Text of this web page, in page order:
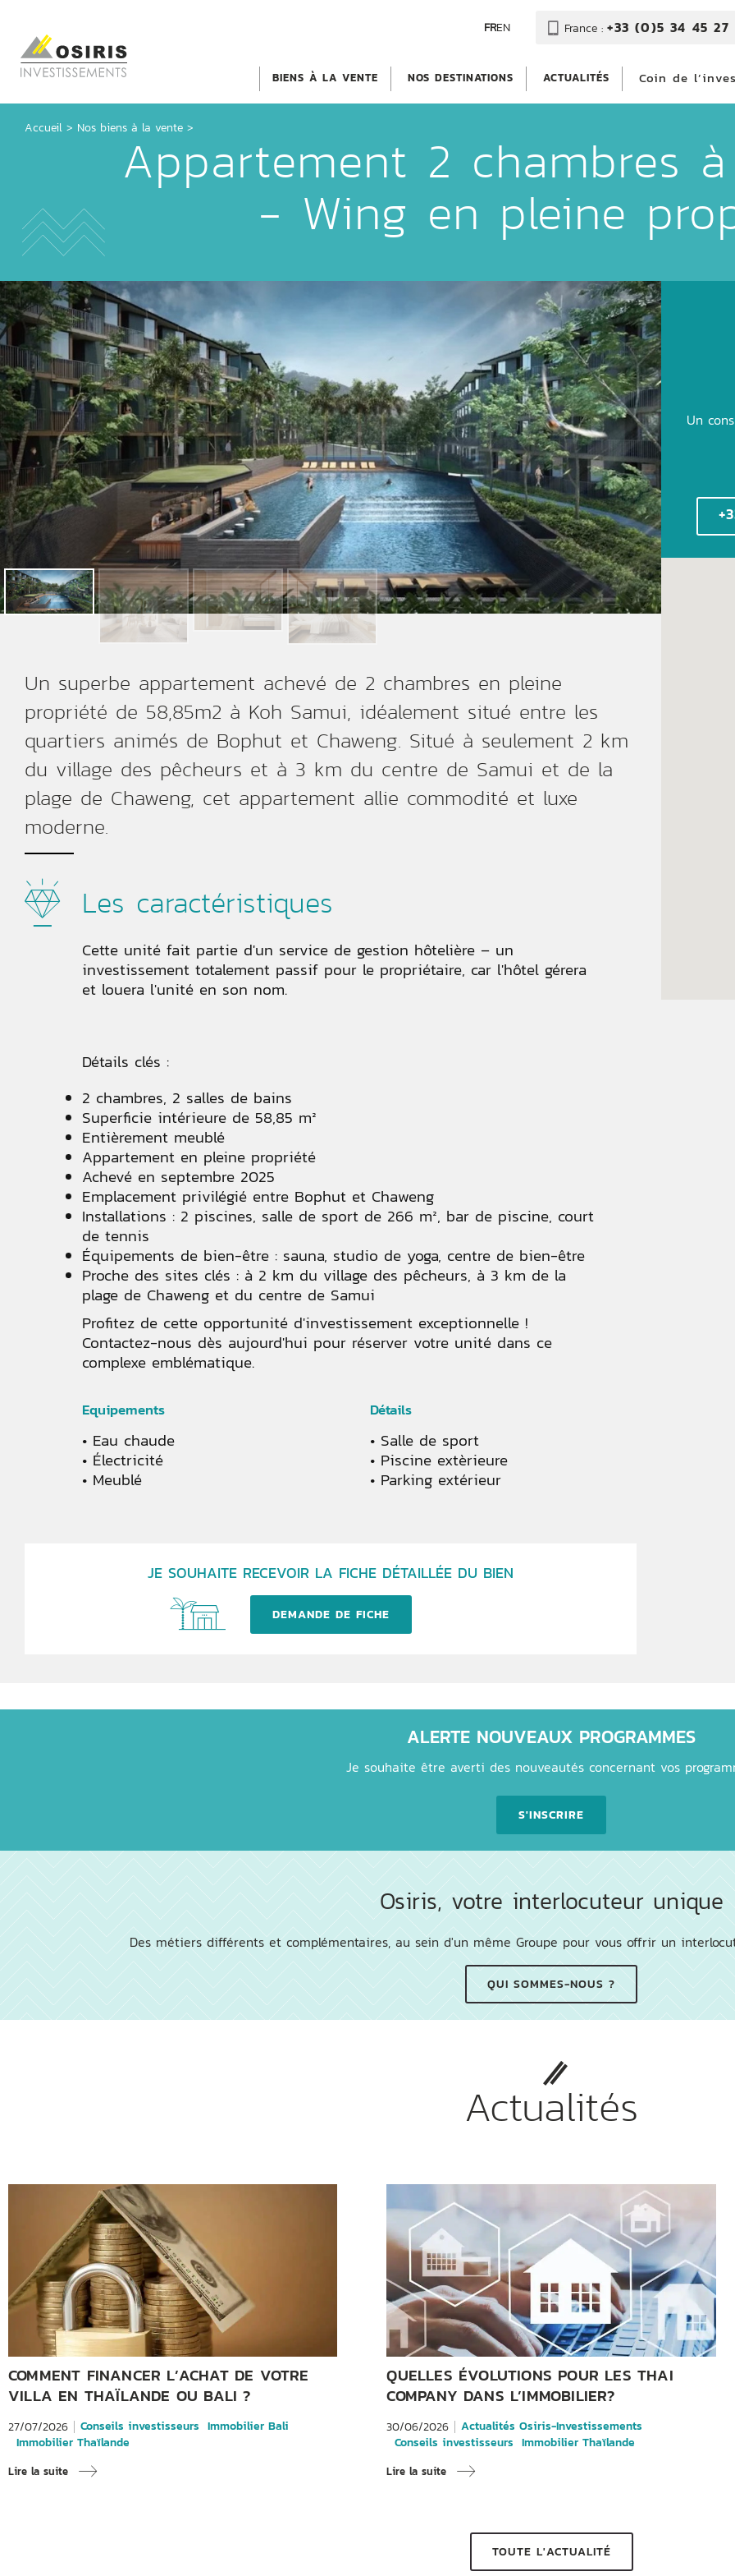
FREN France :+33 (0)5 34 45 27
BIENS À LA VENTE NOS DESTINATIONS ACTUALITÉS Coin de
Accueil > Nos biens à la vente >
Appartement 2 chambres
- Wing en pleine
Un superbe appartement achevé de 2 chambres en pleine
propriété de 58,85m2 à Koh Samui, idéalement situé entre les
quartiers animés de Bophut et Chaweng. Situé à seulement 2 km
du village des pêcheurs et à 3 km du centre de Samui et de la
plage de Chaweng, cet appartement allie commodité et luxe
moderne.
Les caractéristiques
Cette unité fait partie d'un service de gestion hôtelière – un
investissement totalement passif pour le propriétaire, car l'hôtel gérera
et louera l'unité en son nom.
Détails clés :
2 chambres, 2 salles de bains
Superficie intérieure de 58,85 m²
Entièrement meublé
Appartement en pleine propriété
Achevé en septembre 2025
Emplacement privilégié entre Bophut et Chaweng
Installations : 2 piscines, salle de sport de 266 m², bar de piscine, court
de tennis
Équipements de bien-être : sauna, studio de yoga, centre de bien-être
Proche des sites clés : à 2 km du village des pêcheurs, à 3 km de la
plage de Chaweng et du centre de Samui
Profitez de cette opportunité d'investissement exceptionnelle !
Contactez-nous dès aujourd'hui pour réserver votre unité dans ce
complexe emblématique.
Equipements
Eau chaude
Électricité
Meublé
Détails
Salle de sport
Piscine extèrieure
Parking extérieur
JE SOUHAITE RECEVOIR LA FICHE DÉTAILLÉE DU BIEN
DEMANDE DE FICHE
Un
ALERTE NOUVEAUX PROGRAMMES
Je souhaite être averti des nouveautés concernant vos
S'INSCRIRE
Osiris, votre interlocuteur unique
Des métiers différents et complémentaires, au sein d'un même Groupe pour vous offrir un
QUI SOMMES-NOUS ?
Actualités
COMMENT FINANCER L’ACHAT DE VOTRE
VILLA EN THAÏLANDE OU BALI ?
27/07/2026 Conseils investisseurs Immobilier Bali
Immobilier Thaïlande
Lire la suite
QUELLES ÉVOLUTIONS POUR LES THAI
COMPANY DANS L’IMMOBILIER?
30/06/2026
Actualités Osiris-Investissements
Conseils investisseurs Immobilier Thaïlande
Lire la suite
TOUTE L'ACTUALITÉ